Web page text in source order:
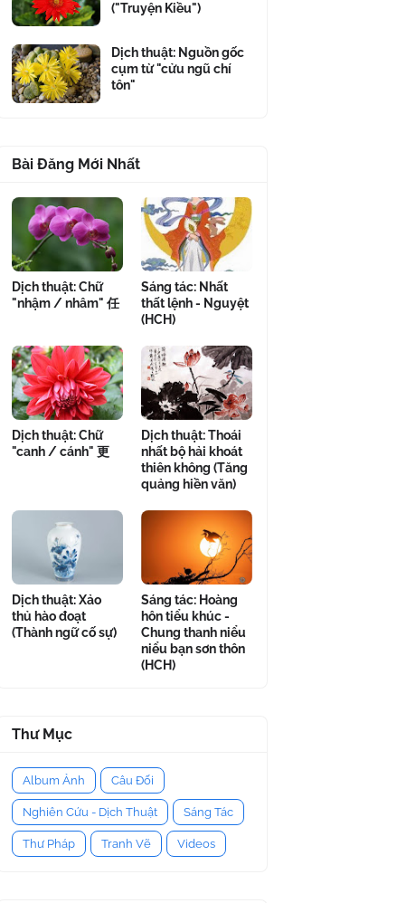
("Truyện Kiều")
Dịch thuật: Nguồn gốc
cụm từ "cửu ngũ chí
tôn"
Bài Đăng Mới Nhất
Dịch thuật: Chữ
"nhậm / nhâm" 任
Sáng tác: Nhất
thất lệnh - Nguyệt
(HCH)
Dịch thuật: Chữ
"canh / cánh" 更
Dịch thuật: Thoái
nhất bộ hải khoát
thiên không (Tăng
quảng hiền văn)
Dịch thuật: Xảo
thủ hào đoạt
(Thành ngữ cố sự)
Sáng tác: Hoàng
hôn tiểu khúc -
Chung thanh niểu
niểu bạn sơn thôn
(HCH)
Thư Mục
Album Ảnh Câu Đối
Nghiên Cứu - Dịch Thuật Sáng Tác
Thư Pháp Tranh Vẽ Videos